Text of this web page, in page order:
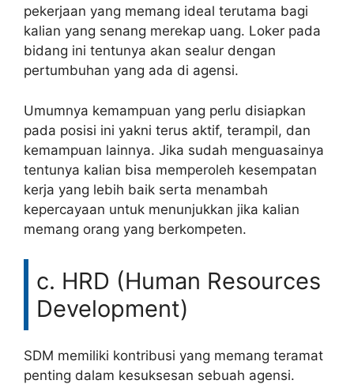
pekerjaan yang memang ideal terutama bagi
kalian yang senang merekap uang. Loker pada
bidang ini tentunya akan sealur dengan
pertumbuhan yang ada di agensi.
Umumnya kemampuan yang perlu disiapkan
pada posisi ini yakni terus aktif, terampil, dan
kemampuan lainnya. Jika sudah menguasainya
tentunya kalian bisa memperoleh kesempatan
kerja yang lebih baik serta menambah
kepercayaan untuk menunjukkan jika kalian
memang orang yang berkompeten.
c. HRD (Human Resources
Development)
SDM memiliki kontribusi yang memang teramat
penting dalam kesuksesan sebuah agensi.